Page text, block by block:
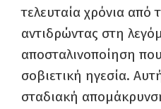
τελευταία χρόνια από
αντιδρώντας στη
αποσταλινοποίηση
σοβιετική ηγεσία.
σταδιακή